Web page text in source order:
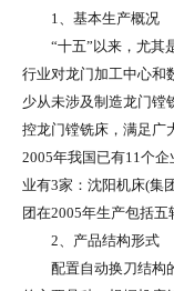
1、基本生产概况
“十五”以来，尤其是
行业对龙门加工中心和
少从未涉及制造龙门镗
控龙门镗铣床，满足广
2005年我国已有11个
业有3家：沈阳机床(集
团在2005年生产包括
2、产品结构形式
配置自动换刀结构的